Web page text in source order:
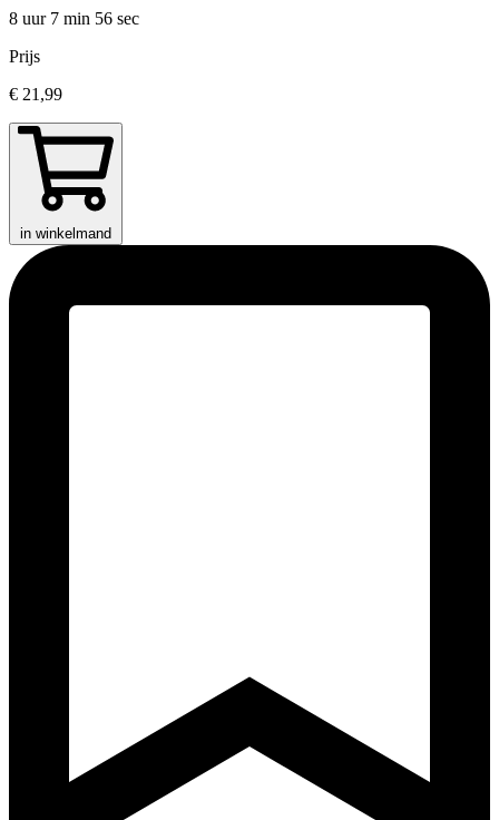
8 uur 7 min 56 sec
Prijs
€ 21,99
in winkelmand